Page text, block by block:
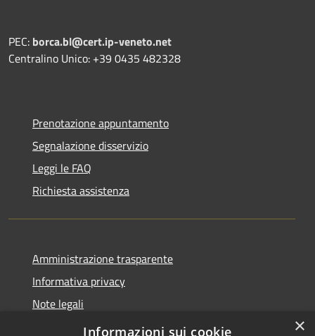
PEC: borca.bl@cert.ip-veneto.net
Centralino Unico: +39 0435 482328
Prenotazione appuntamento
Segnalazione disservizio
Leggi le FAQ
Richiesta assistenza
Amministrazione trasparente
Informativa privacy
Note legali
Dichiarazione di accessibilità
×
Informazioni sui cookie